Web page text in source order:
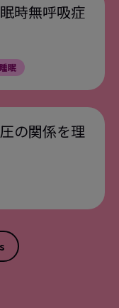
時無呼吸症
眠
の関係を理